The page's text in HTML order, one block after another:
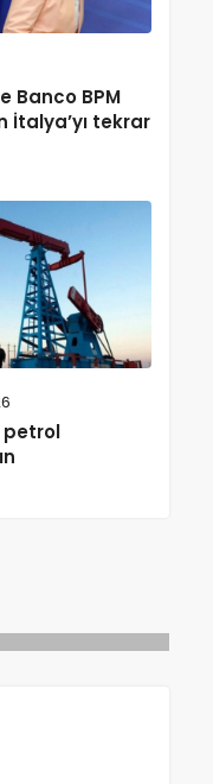
Banco BPM
İtalya’yı tekrar
petrol